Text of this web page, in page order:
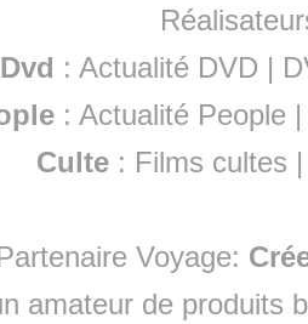
Dvd : Actualité DVD |
:Actualité People
Culte : Films cultes
Voyage:
amateur de produits